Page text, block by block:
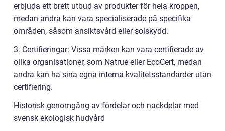
erbjuda ett brett utbud av produkter för hela kroppen,
medan andra kan vara specialiserade på specifika
områden, såsom ansiktsvård eller solskydd.
3. Certifieringar: Vissa märken kan vara certifierade av
olika organisationer, som Natrue eller EcoCert, medan
andra kan ha sina egna interna kvalitetsstandarder utan
certifiering.
Historisk genomgång av fördelar och nackdelar med
svensk ekologisk hudvård